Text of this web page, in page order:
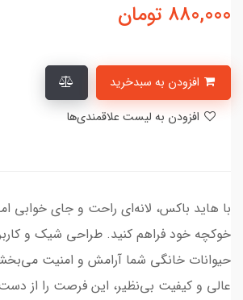
880,000 تومان
با هاید باکس، لانه‌ای راحت و جای خوابی
خوکچه خود فراهم کنید. طراحی شیک و
حیوانات خانگی شما آرامش و امنیت
عالی و کیفیت بی‌نظیر، این فرصت را از